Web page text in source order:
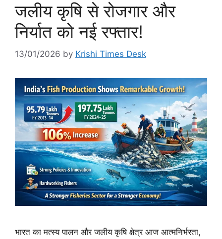
जलीय कृषि से रोजगार और
निर्यात को नई रफ्तार!
13/01/2026 by Krishi Times Desk
भारत का मत्स्य पालन और जलीय कृषि क्षेत्र आज आत्मनिर्भरता,